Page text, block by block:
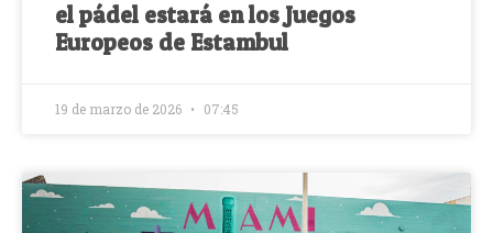
el pádel estará en los Juegos
Europeos de Estambul
19 de marzo de 2026 07:45